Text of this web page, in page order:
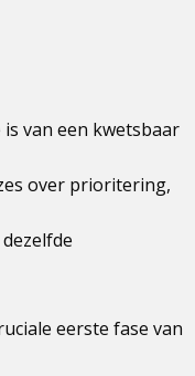
van een kwetsbaar
over prioritering,
eerste fase van